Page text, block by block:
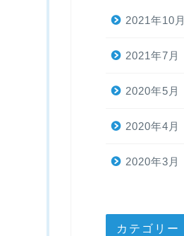
2021年10月
2021年7月
2020年5月
2020年4月
2020年3月
カテゴリー